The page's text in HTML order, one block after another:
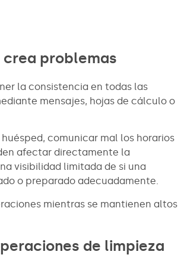
crea problemas
la consistencia en todas las
mensajes, hojas de cálculo o
comunicar mal los horarios
afectar directamente la
visibilidad limitada de si una
o preparado adecuadamente.
mientras se mantienen altos
de limpieza